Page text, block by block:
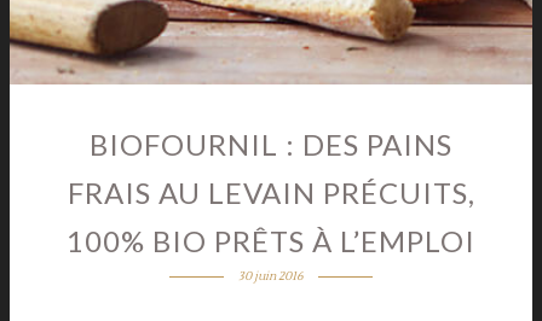
BIOFOURNIL : DES PAINS
FRAIS AU LEVAIN PRÉCUITS,
100% BIO PRÊTS À L’EMPLOI
30 juin 2016